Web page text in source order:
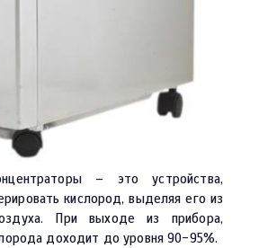
– это устройства,
кислород, выделяя его из
При выходе из прибора,
доходит до уровня 90-95%.